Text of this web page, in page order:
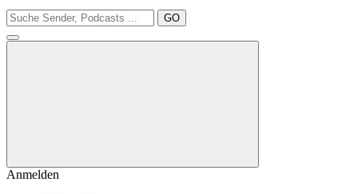
GO
Anmelden